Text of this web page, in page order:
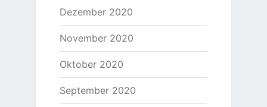
Dezember 2020
November 2020
Oktober 2020
September 2020